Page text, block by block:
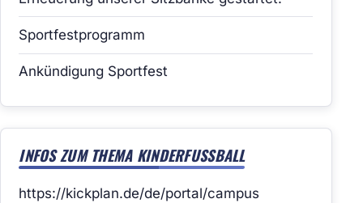
Sportfestprogramm
Ankündigung Sportfest
INFOS ZUM THEMA KINDERFUSSBALL
https://kickplan.de/de/portal/campus